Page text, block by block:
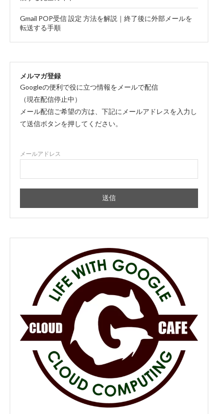
Gmail POP受信 設定 方法を解説｜終了後に外部メールを
転送する手順
メルマガ登録
Googleの便利で役に立つ情報をメールで配信
（現在配信停止中）
メール配信ご希望の方は、下記にメールアドレスを入力し
て送信ボタンを押してください。
メールアドレス